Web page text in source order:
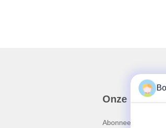
Onze
Abonneer u op